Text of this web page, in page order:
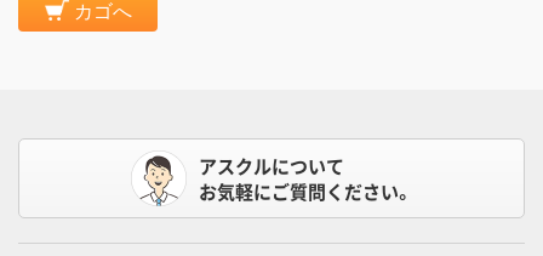
カゴへ
アスクルについて
お気軽にご質問ください。